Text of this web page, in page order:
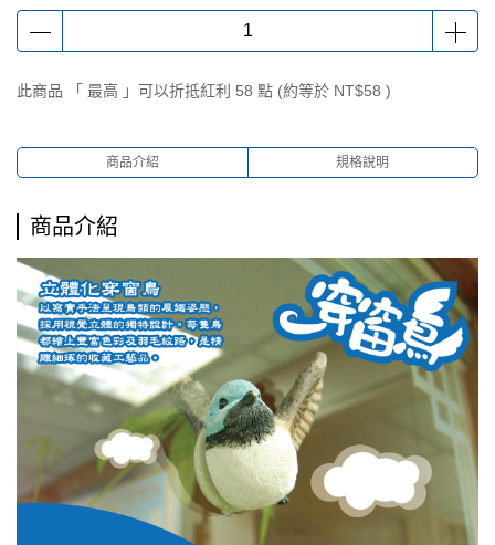
此商品 「 最高 」可以折抵紅利 58 點 (約等於 NT$58 )
商品介紹 規格說明
商品介紹